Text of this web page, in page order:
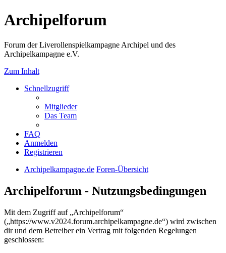
Archipelforum
Forum der Liverollenspielkampagne Archipel und des
Archipelkampagne e.V.
Zum Inhalt
Schnellzugriff
Mitglieder
Das Team
FAQ
Anmelden
Registrieren
Archipelkampagne.de Foren-Übersicht
Archipelforum - Nutzungsbedingungen
Mit dem Zugriff auf „Archipelforum“
(„https://www.v2024.forum.archipelkampagne.de“) wird zwischen
dir und dem Betreiber ein Vertrag mit folgenden Regelungen
geschlossen: